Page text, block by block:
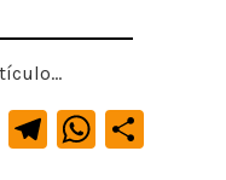
G Te W